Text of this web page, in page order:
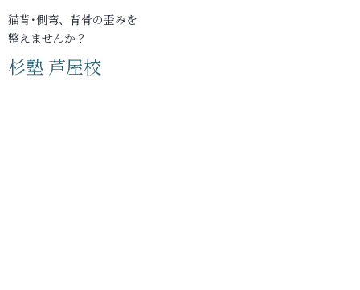
猫背･側弯、背骨の歪みを
整えませんか？
杉塾 芦屋校